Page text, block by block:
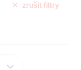
zrušit filtry